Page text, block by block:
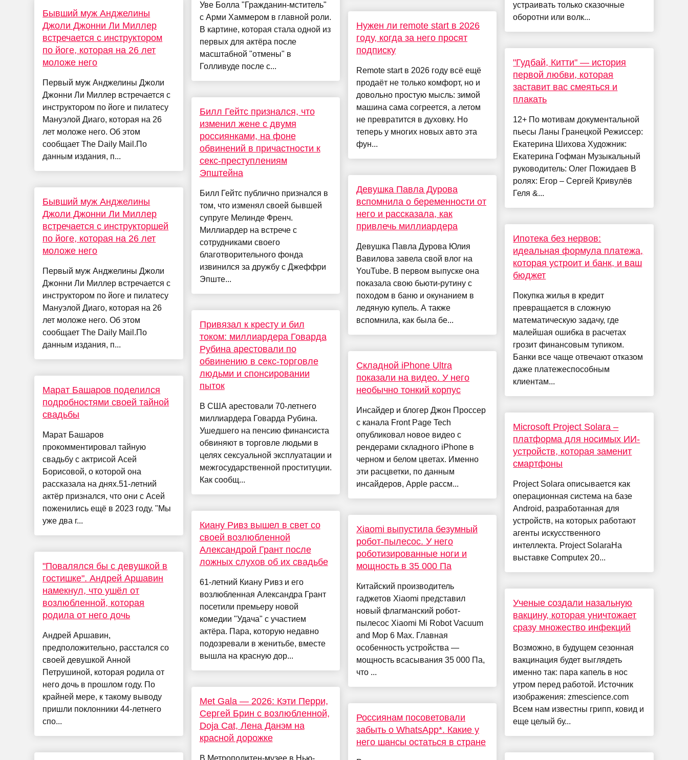
Бывший муж Анджелины
Джоли Джонни Ли Миллер
встречается с инструктором
по йоге, которая на 26 лет
моложе него
Первый муж Анджелины Джоли
Джонни Ли Миллер встречается с
инструктором по йоге и пилатесу
Мануэлой Диаго, которая на 26
лет моложе него. Об этом
сообщает The Daily Mail.По
данным издания, п...
Бывший муж Анджелины
Джоли Джонни Ли Миллер
встречается с инструкторшей
по йоге, которая на 26 лет
моложе него
Первый муж Анджелины Джоли
Джонни Ли Миллер встречается с
инструктором по йоге и пилатесу
Мануэлой Диаго, которая на 26
лет моложе него. Об этом
сообщает The Daily Mail.По
данным издания, п...
Марат Башаров поделился
подробностями своей тайной
свадьбы
Марат Башаров
прокомментировал тайную
свадьбу с актрисой Асей
Борисовой, о которой она
рассказала на днях.51-летний
актёр признался, что они с Асей
поженились ещё в 2023 году. "Мы
уже два г...
"Повалялся бы с девушкой в
гостишке". Андрей Аршавин
намекнул, что ушёл от
возлюбленной, которая
родила от него дочь
Андрей Аршавин,
предположительно, расстался со
своей девушкой Анной
Петрушиной, которая родила от
него дочь в прошлом году. По
крайней мере, к такому выводу
пришли поклонники 44-летнего
спо...
Уве Болла "Гражданин-мститель"
с Арми Хаммером в главной роли.
В картине, которая стала одной из
первых для актёра после
масштабной "отмены" в
Голливуде после с...
Билл Гейтс признался, что
изменил жене с двумя
россиянками, на фоне
обвинений в причастности к
секс-преступлениям
Эпштейна
Билл Гейтс публично признался в
том, что изменял своей бывшей
супруге Мелинде Френч.
Миллиардер на встрече с
сотрудниками своего
благотворительного фонда
извинился за дружбу с Джеффри
Эпште...
Привязал к кресту и бил
током: миллиардера Говарда
Рубина арестовали по
обвинению в секс-торговле
людьми и спонсировании
пыток
В США арестовали 70-летнего
миллиардера Говарда Рубина.
Ушедшего на пенсию финансиста
обвиняют в торговле людьми в
целях сексуальной эксплуатации и
межгосударственной проституции.
Как сообщ...
Киану Ривз вышел в свет со
своей возлюбленной
Александрой Грант после
ложных слухов об их свадьбе
61-летний Киану Ривз и его
возлюбленная Александра Грант
посетили премьеру новой
комедии "Удача" с участием
актёра. Пара, которую недавно
подозревали в женитьбе, вместе
вышла на красную дор...
Met Gala — 2026: Кэти Перри,
Сергей Брин с возлюбленной,
Doja Cat, Лена Данэм на
красной дорожке
Нужен ли remote start в 2026
году, когда за него просят
подписку
Remote start в 2026 году всё ещё
продаёт не только комфорт, но и
довольно простую мысль: зимой
машина сама согреется, а летом
не превратится в духовку. Но
теперь у многих новых авто эта
фун...
Девушка Павла Дурова
вспомнила о беременности от
него и рассказала, как
привлечь миллиардера
Девушка Павла Дурова Юлия
Вавилова завела свой влог на
YouTube. В первом выпуске она
показала свою бьюти-рутину с
походом в баню и окунанием в
ледяную купель. А также
вспомнила, как была бе...
Складной iPhone Ultra
показали на видео. У него
необычно тонкий корпус
Инсайдер и блогер Джон Проссер
с канала Front Page Tech
опубликовал новое видео с
рендерами складного iPhone в
черном и белом цветах. Именно
эти расцветки, по данным
инсайдеров, Apple рассм...
Xiaomi выпустила безумный
робот-пылесос. У него
роботизированные ноги и
мощность в 35 000 Па
Китайский производитель
гаджетов Xiaomi представил
новый флагманский робот-
пылесос Xiaomi Mi Robot Vacuum
and Mop 6 Max. Главная
особенность устройства —
мощность всасывания 35 000 Па,
что ...
Россиянам посоветовали
забыть о WhatsApp*. Какие у
него шансы остаться в стране
устраивать только сказочные
оборотни или волк...
"Гудбай, Китти" — история
первой любви, которая
заставит вас смеяться и
плакать
12+ По мотивам документальной
пьесы Ланы Гранецкой Режиссер:
Екатерина Шихова Художник:
Екатерина Гофман Музыкальный
руководитель: Олег Пожидаев В
ролях: Егор – Сергей Кривулёв
Геля &...
Ипотека без нервов:
идеальная формула платежа,
которая устроит и банк, и ваш
бюджет
Покупка жилья в кредит
превращается в сложную
математическую задачу, где
малейшая ошибка в расчетах
грозит финансовым тупиком.
Банки все чаще отвечают отказом
даже платежеспособным
клиентам...
Microsoft Project Solara –
платформа для носимых ИИ-
устройств, которая заменит
смартфоны
Project Solara описывается как
операционная система на базе
Android, разработанная для
устройств, на которых работают
агенты искусственного
интеллекта. Project SolaraНа
выставке Computex 20...
Ученые создали назальную
вакцину, которая уничтожает
сразу множество инфекций
Возможно, в будущем сезонная
вакцинация будет выглядеть
именно так: пара капель в нос
утром перед работой. Источник
изображения: zmescience.com
Всем нам известны грипп, ковид и
еще целый бу...